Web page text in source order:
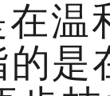
在温
的是